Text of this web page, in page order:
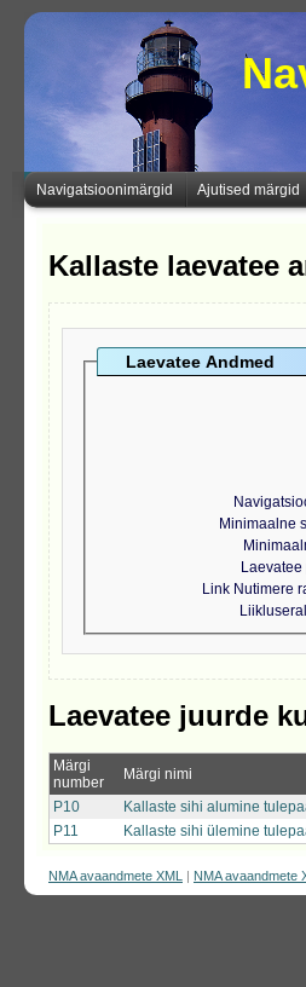
Navigatsioonimärgid Ajutised märgid
Kallaste laevatee
Laevatee Andmed
Minimaalne
Link Nutimere
Laevatee juurde
Märgi
number
Märgi nimi
P10
Kallaste sihi alumine
P11
Kallaste sihi ülemine
NMA avaandmete XML | NMA avaandmete